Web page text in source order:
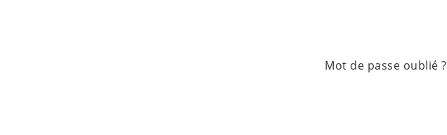
Mot de passe oublié ?